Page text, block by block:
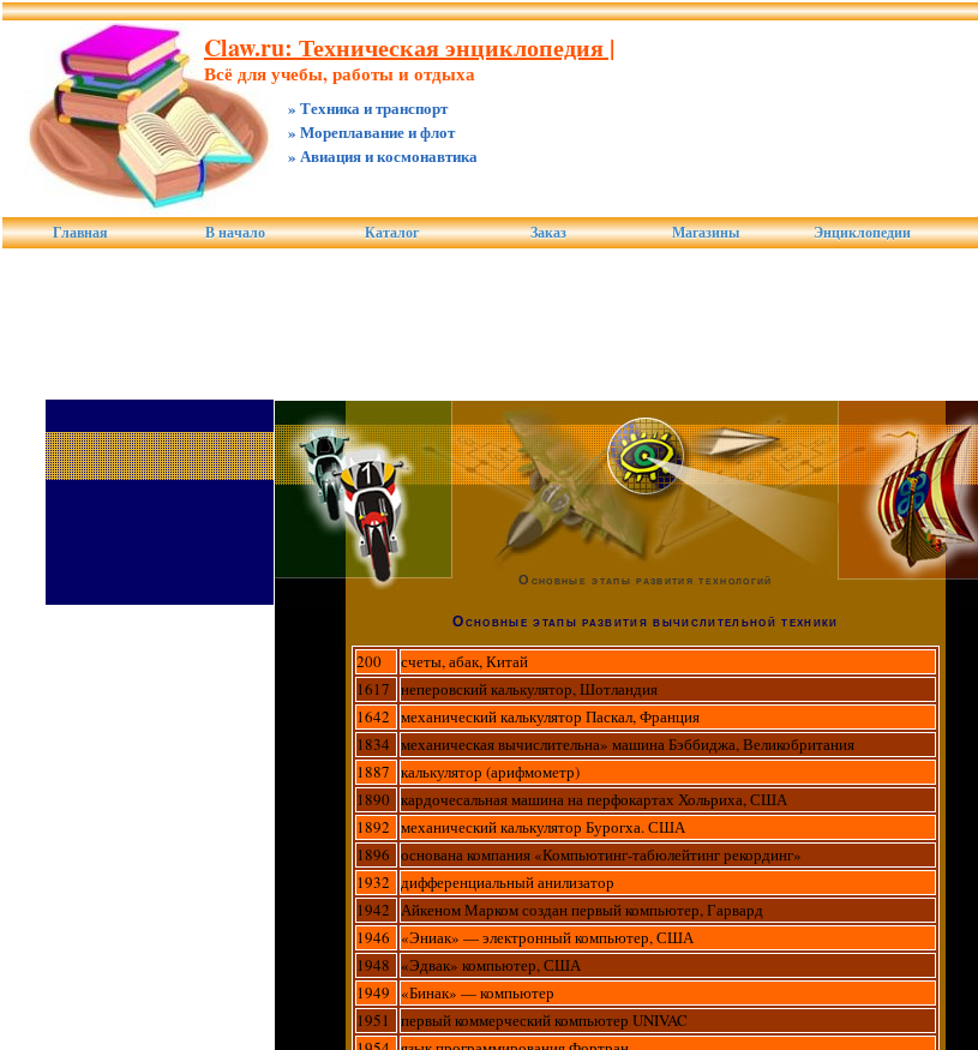
Claw.ru: Техническая энциклопедия |
Всё для учебы, работы и отдыха
» Техника и транспорт
» Мореплавание и флот
» Авиация и космонавтика
Главная В начало Каталог Заказ Магазины Энциклопедии
Основные этапы развития технологий
Основные этапы развития вычислительной техники
200
счеты, абак, Китай
1617 неперовский калькулятор, Шотландия
1642 механический калькулятор Паскал, Франция
1834 механическая вычислительна» машина Бэббиджа, Великобритания
1887 калькулятор (арифмометр)
1890 кардочесальная машина на перфокартах Хольриха, США
1892 механический калькулятор Бурогха. США
1896 основана компания «Компьютинг-табюлейтинг рекординг»
1932 дифференциальный анилизатор
1942 Айкеном Марком создан первый компьютер, Гарвард
1946
«Эниак» — электронный компьютер, США
1948
«Эдвак» компьютер, США
1949
«Бинак» — компьютер
1951
первый коммерческий компьютер UNIVAC